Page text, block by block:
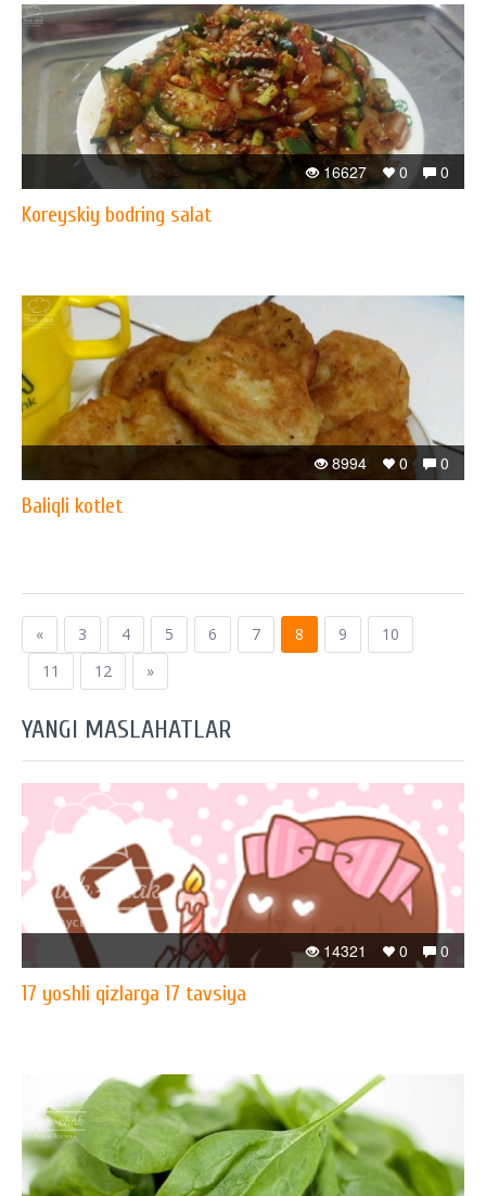
0
0
16627
Koreyskiy bodring salat
0
0
8994
Baliqli kotlet
« 3 4 5 6 7 8 9
10
11
12 »
YANGI MASLAHATLAR
0
0
14321
17 yoshli qizlarga 17 tavsiya